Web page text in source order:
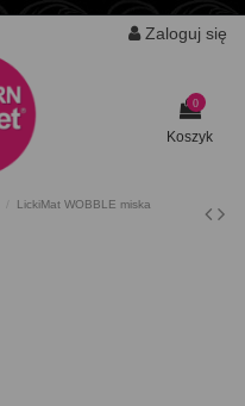
Zaloguj się
0
Koszyk
LickiMat WOBBLE miska